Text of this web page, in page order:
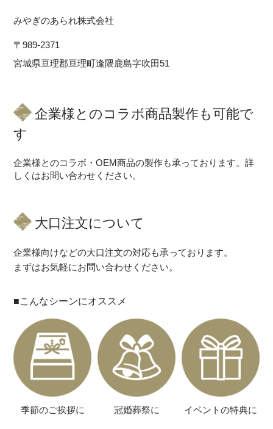
みやぎのあられ株式会社
〒989-2371
宮城県亘理郡亘理町逢隈鹿島字吹田51
企業様とのコラボ商品製作も可能で
す
企業様とのコラボ・OEM商品の製作も承っております。詳
しくはお問い合わせください。
大口注文について
企業様向けなどの大口注文の対応も承っております。
まずはお気軽にお問い合わせください。
■こんなシーンにオススメ
季節のご挨拶に 冠婚葬祭に イベントの特典に